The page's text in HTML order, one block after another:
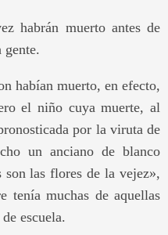
habrán muerto antes de
gente.
habían muerto, en efecto,
el niño cuya muerte, al
por la viruta de
un anciano de blanco
las flores de la vejez»,
tenía muchas de aquellas
escuela.